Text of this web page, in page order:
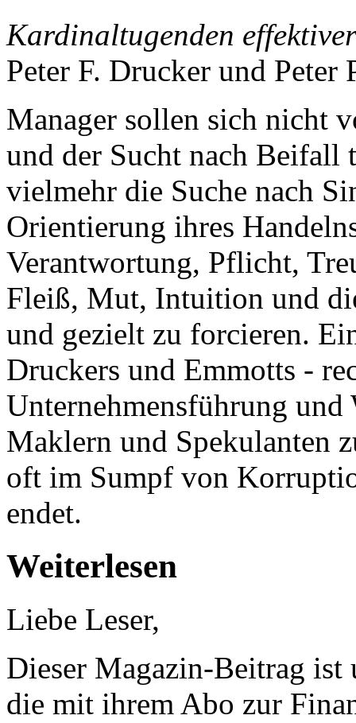
Kardinaltugenden
Peter F. Drucker und Peter
Manager sollen sich nicht
und der Sucht nach Beifall
vielmehr die Suche nach
Orientierung ihres
Verantwortung, Pflicht,
Fleiß, Mut, Intuition und
und gezielt zu forcieren.
Druckers und Emmotts -
Unternehmensführung
Maklern und Spekulanten
oft im Sumpf von
endet.
Weiterlesen
Liebe Leser,
Dieser Magazin-Beitrag ist
die mit ihrem Abo zur